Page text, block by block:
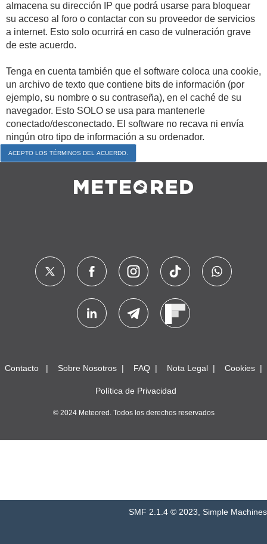
almacena su dirección IP que podrá usarse para bloquear
su acceso al foro o contactar con su proveedor de servicios
a internet. Esto solo ocurrirá en caso de vulneración grave
de este acuerdo.
Tenga en cuenta también que el software coloca una cookie,
un archivo de texto que contiene bits de información (por
ejemplo, su nombre o su contraseña), en el caché de su
navegador. Esto SOLO se usa para mantenerle
conectado/desconectado. El software no recava ni envía
ningún otro tipo de información a su ordenador.
Contacto Sobre Nosotros FAQ Nota Legal Cookies
Política de Privacidad
© 2024 Meteored. Todos los derechos reservados
SMF 2.1.4 © 2023 Simple Machines